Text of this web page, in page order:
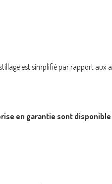
est simplifié par rapport aux
en garantie sont disponible